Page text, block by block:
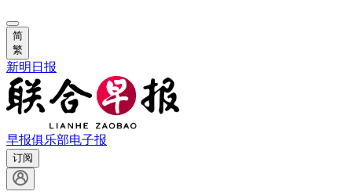
简
繁
新明日报
早报俱乐部电子报
订阅